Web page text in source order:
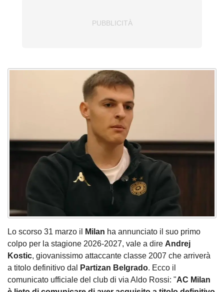
Lo scorso 31 marzo il Milan ha annunciato il suo primo
colpo per la stagione 2026-2027, vale a dire Andrej
Kostic, giovanissimo attaccante classe 2007 che arriverà
a titolo definitivo dal
Partizan Belgrado. Ecco il
comunicato ufficiale del club di via Aldo Rossi: "AC Milan